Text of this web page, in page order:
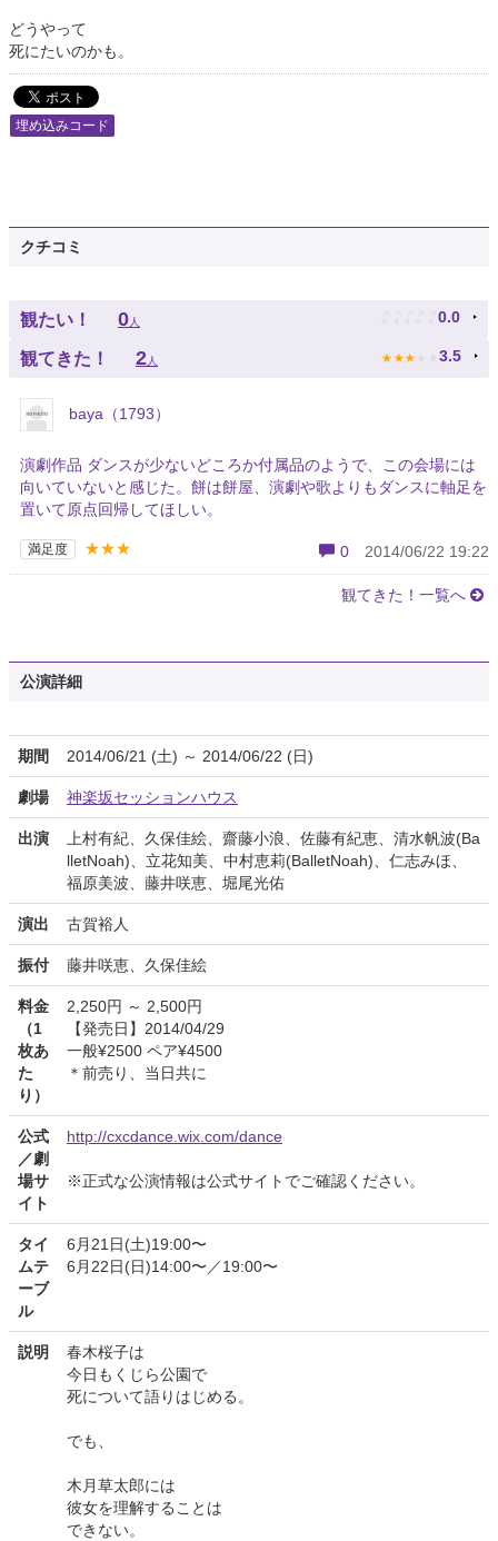
どうやって
死にたいのかも。
埋め込みコード
クチコミ
観たい！ 0人 ♪ ♪ ♪ ♪ ♪ 0.0
観てきた！ 2人 ★ ★ ★ ★ ★ 3.5
baya（1793）
演劇作品 ダンスが少ないどころか付属品のようで、この会場には
向いていないと感じた。餅は餅屋、演劇や歌よりもダンスに軸足を
置いて原点回帰してほしい。
満足度 ★★★ 0 2014/06/22 19:22
観てきた！一覧へ
公演詳細
期間 2014/06/21 (土) ～ 2014/06/22 (日)
劇場 神楽坂セッションハウス
出演
上村有紀、久保佳絵、齋藤小浪、佐藤有紀恵、清水帆波(Ba
lletNoah)、立花知美、中村恵莉(BalletNoah)、仁志みほ、
福原美波、藤井咲恵、堀尾光佑
演出 古賀裕人
振付 藤井咲恵、久保佳絵
料金
（1
枚あ
た
り）
2,250円 ～ 2,500円
【発売日】2014/04/29
一般¥2500 ペア¥4500
＊前売り、当日共に
公式
／劇
場サ
イト
http://cxcdance.wix.com/dance
※正式な公演情報は公式サイトでご確認ください。
タイ
ムテ
ーブ
ル
6月21日(土)19:00〜
6月22日(日)14:00〜／19:00〜
説明
春木桜子は
今日もくじら公園で
死について語りはじめる。
でも、
木月草太郎には
彼女を理解することは
できない。